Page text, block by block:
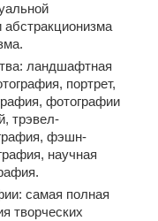
ландшафтная
портрет,
фотографии
трэвел-
фэшн-
научная
самая полная
творческих